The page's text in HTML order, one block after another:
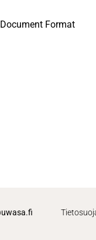
Format